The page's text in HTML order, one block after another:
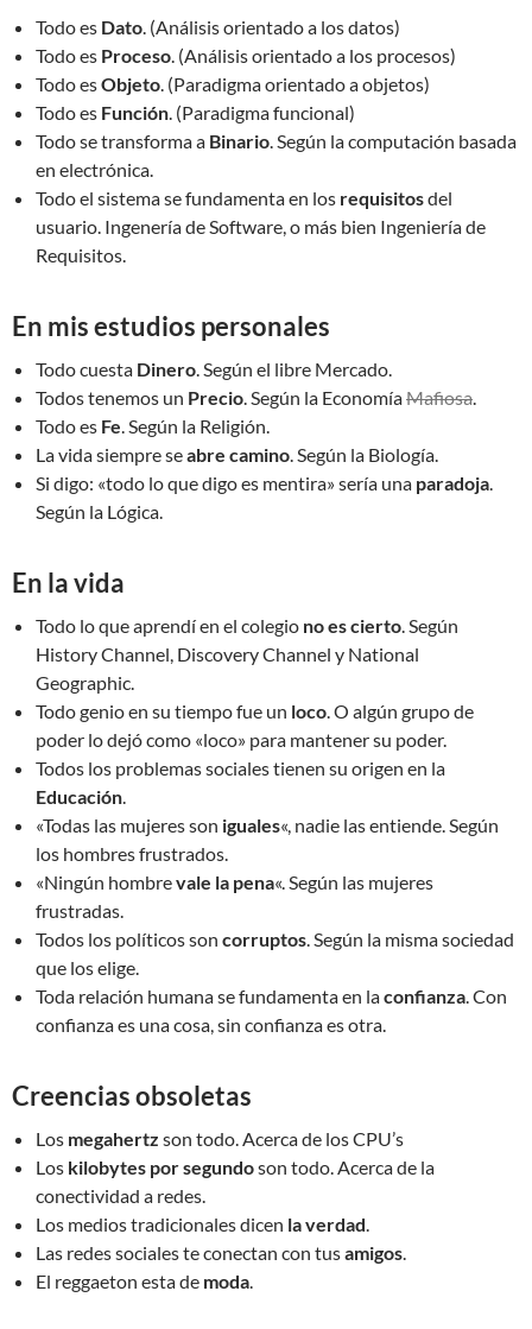
Todo es Dato. (Análisis orientado a los datos)
Todo es Proceso. (Análisis orientado a los procesos)
Todo esObjeto. (Paradigma orientado a objetos)
Todo es Función. (Paradigma funcional)
Todo se transforma a Binario. Según la computación basada
en electrónica.
Todo el sistema se fundamenta en los requisitosdel
usuario. Ingenería de Software, o más bien Ingeniería de
Requisitos.
En mis estudios personales
Todo cuesta Dinero. Según el libre Mercado.
Todos tenemos un Precio. Según la EconomíaMafiosa.
Todo es Fe. Según la Religión.
La vida siempre seabre camino. Según la Biología.
Si digo: «todo lo que digo es mentira» sería una paradoja.
Según la Lógica.
En la vida
Todo lo que aprendí en el colegio no es cierto. Según
History Channel, Discovery Channel y National
Geographic.
Todo genio en su tiempo fue un loco. O algún grupo de
poder lo dejó como «loco» para mantener su poder.
Todos los problemas sociales tienen su origen en la
Educación.
«Todas las mujeres son iguales«, nadie las entiende. Según
los hombres frustrados.
«Ningún hombrevale la pena«. Según las mujeres
frustradas.
Todos los políticos son corruptos. Según la misma sociedad
que los elige.
Toda relación humana se fundamenta en laconfianza. Con
confianza es una cosa, sin confianza es otra.
Creencias obsoletas
Los megahertz son todo. Acerca de los CPU’s
Los kilobytes por segundoson todo. Acerca de la
conectividad a redes.
Los medios tradicionales dicen la verdad.
Las redes sociales te conectan con tusamigos.
El reggaeton esta de moda.